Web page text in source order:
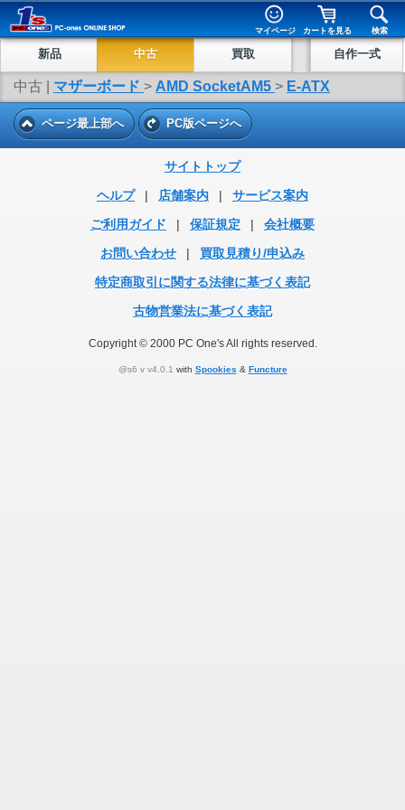
マイページ カートを見る 検索
新品 中古 買取 自作一式
中古 | マザーボード > AMD SocketAM5 > E-ATX
ページ最上部へ PC版ページへ
サイトトップ
ヘルプ
| 店舗案内 |
サービス案内
ご利用ガイド
| 保証規定 |
会社概要
お問い合わせ
|
買取見積り/申込み
特定商取引に関する法律に基づく表記
古物営業法に基づく表記
Copyright © 2000 PC One's All rights reserved.
@s6 v v4.0.1 with Spookies & Functure